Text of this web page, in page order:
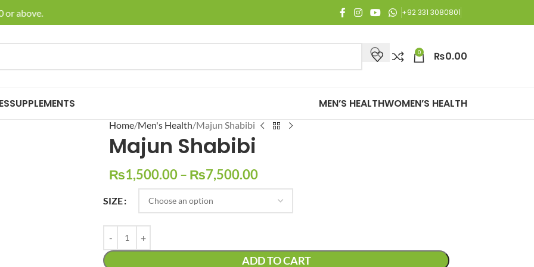
above. 🚚 Enjoy Free Shipping on all orders of Rs. 3,000 or above.
+92 331 3080801
0 ₨0.00
SUPPLEMENTS MEN’S HEALTHWOMEN’S HEALTH
Home Men's Health Majun Shabibi
Majun Shabibi
₨1,500.00– ₨7,500.00
SIZE
ADD TO CART